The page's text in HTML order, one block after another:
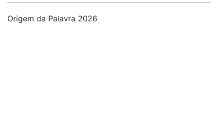
Origem da Palavra 2026